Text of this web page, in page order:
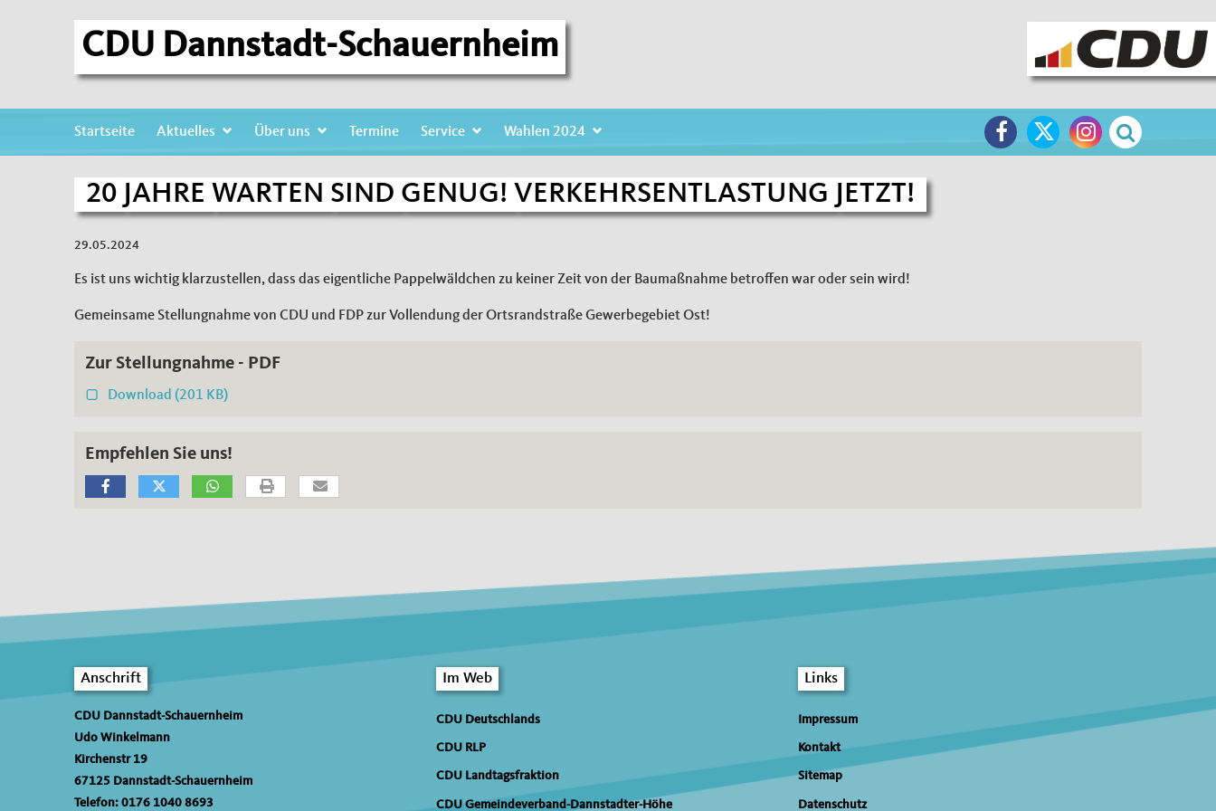
CDU Dannstadt-Schauernheim
Startseite Aktuelles Über uns Termine Service Wahlen 2024
20 JAHRE WARTEN SIND GENUG! VERKEHRSENTLASTUNG JETZT!
20 JAHRE WARTEN SIND GENUG! VERKEHRSENTLASTUNG JETZT!
29.05.2024
Es ist uns wichtig klarzustellen, dass das eigentliche Pappelwäldchen zu keiner Zeit von der Baumaßnahme betroffen war oder sein wird!
Gemeinsame Stellungnahme von CDU und FDP zur Vollendung der Ortsrandstraße Gewerbegebiet Ost!
Zur Stellungnahme - PDF
Download (201 KB)
Empfehlen Sie uns!
Fußbereich
Anschrift
CDU Dannstadt-Schauernheim
Udo Winkelmann
Kirchenstr 19
67125 Dannstadt-Schauernheim
Telefon: 0176 1040 8693
Im Web
CDU Deutschlands
CDU RLP
CDU Landtagsfraktion
CDU Gemeindeverband-Dannstadter-Höhe
Links
Impressum
Kontakt
Sitemap
Datenschutz